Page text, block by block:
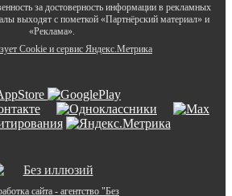
за достоверность информации в рекламных
выходят с пометкой «Партнёрский материал» и
«Реклама».
Cookie и сервиc Яндекс.Метрика
сайта - агентство "Без